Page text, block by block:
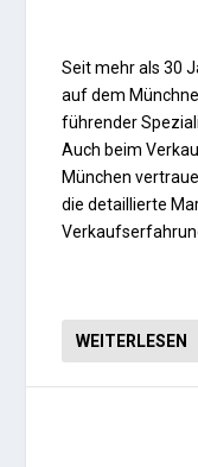
Seit mehr als 30
auf dem
führender
Auch beim
München
die detaillierte
WEITERLESEN